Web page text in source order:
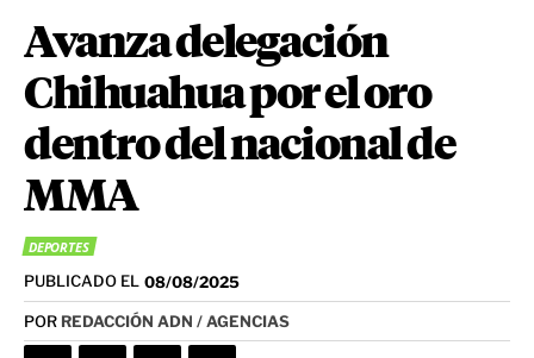
Avanza delegación
Chihuahua por el oro
dentro del nacional de
MMA
DEPORTES
PUBLICADO EL 08/08/2025
POR REDACCIÓN ADN / AGENCIAS